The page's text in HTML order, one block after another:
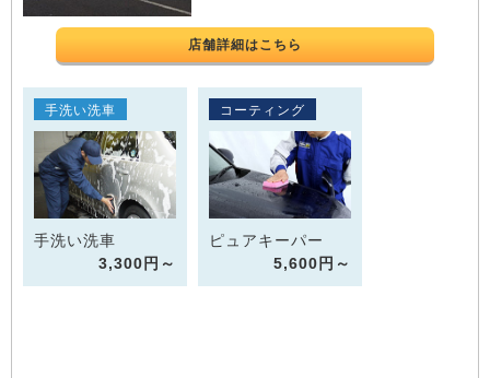
店舗詳細はこちら
手洗い洗車
手洗い洗車
3,300円～
コーティング
ピュアキーパー
5,600円～